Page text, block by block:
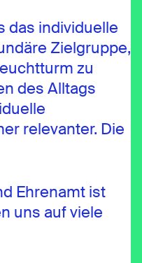
das individuelle
Zielgruppe,
zu
des Alltags
relevanter. Die
Ehrenamt ist
uns auf viele